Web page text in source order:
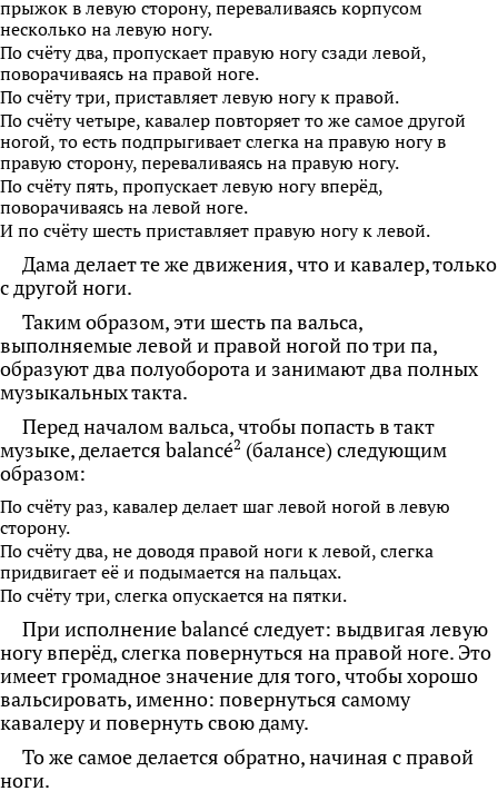
прыжок в левую сторону, переваливаясь корпусом
несколько на левую ногу.
По счёту два, пропускает правую ногу сзади левой,
поворачиваясь на правой ноге.
По счёту три, приставляет левую ногу к правой.
По счёту четыре, кавалер повторяет то же самое другой
ногой, то есть подпрыгивает слегка на правую ногу в
правую сторону, переваливаясь на правую ногу.
По счёту пять, пропускает левую ногу вперёд,
поворачиваясь на левой ноге.
И по счёту шесть приставляет правую ногу к левой.
Дама делает те же движения, что и кавалер, только
с другой ноги.
Таким образом, эти шесть па вальса,
выполняемые левой и правой ногой по три па,
образуют два полуоборота и занимают два полных
музыкальных такта.
Перед началом вальса, чтобы попасть в такт
музыке, делается balancé2 (балансе) следующим
образом:
По счёту раз, кавалер делает шаг левой ногой в левую
сторону.
По счёту два, не доводя правой ноги к левой, слегка
придвигает её и подымается на пальцах.
По счёту три, слегка опускается на пятки.
При исполнение balancé следует: выдвигая левую
ногу вперёд, слегка повернуться на правой ноге. Это
имеет громадное значение для того, чтобы хорошо
вальсировать, именно: повернуться самому
кавалеру и повернуть свою даму.
То же самое делается обратно, начиная с правой
ноги.